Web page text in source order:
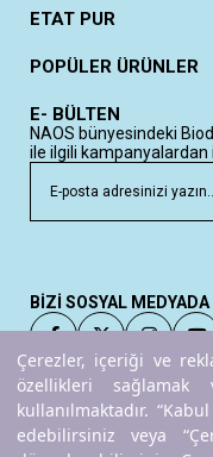
Çerezler, içeriği ve
özellikleri
kullanılmaktadır.
edebilirsiniz veya
ETAT PUR
POPÜLER ÜRÜNLER
E- BÜLTEN
NAOS bünyesindeki
ile ilgili kampanyalardan
BİZİ SOSYAL
Copyright©